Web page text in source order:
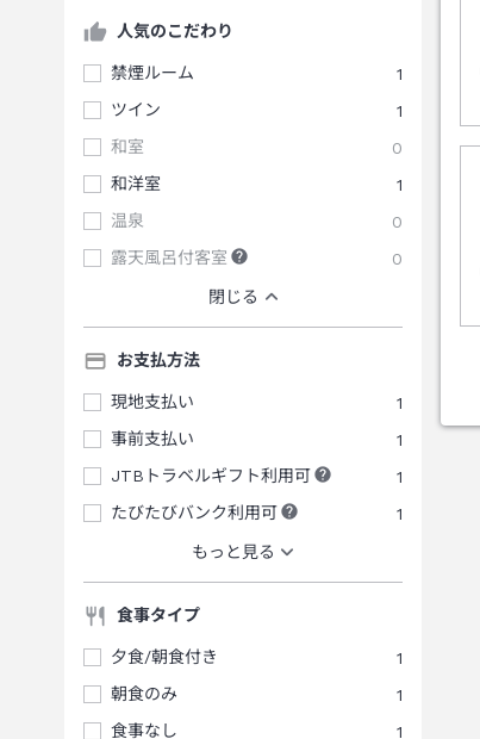
人気のこだわり
禁煙ルーム
1
ツイン
1
和室
0
和洋室
1
温泉
0
露天風呂付客室
0
閉じる
お支払方法
現地支払い
1
事前支払い
1
JTBトラベルギフト利用可
1
たびたびバンク利用可
1
もっと見る
食事タイプ
夕食/朝食付き
1
朝食のみ
1
食事なし
1